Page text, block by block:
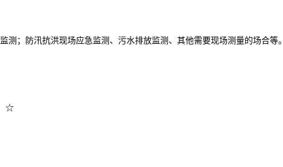
；防汛抗洪现场应急监测、污水排放监测、其他需要现场测量的场合等。
☆